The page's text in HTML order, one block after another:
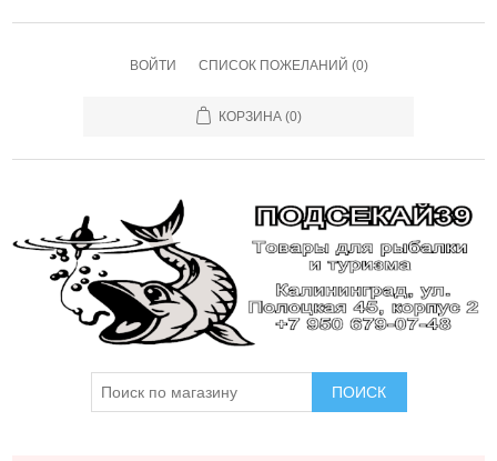
ВОЙТИ СПИСОК ПОЖЕЛАНИЙ (0)
КОРЗИНА (0)
ПОИСК